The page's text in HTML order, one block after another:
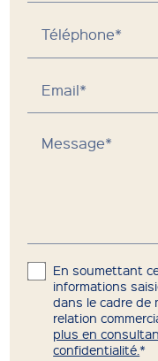
Téléphone*
Email*
Message*
En soumettant
informations
dans le cadre de
relation
plus en
confidentialité.*